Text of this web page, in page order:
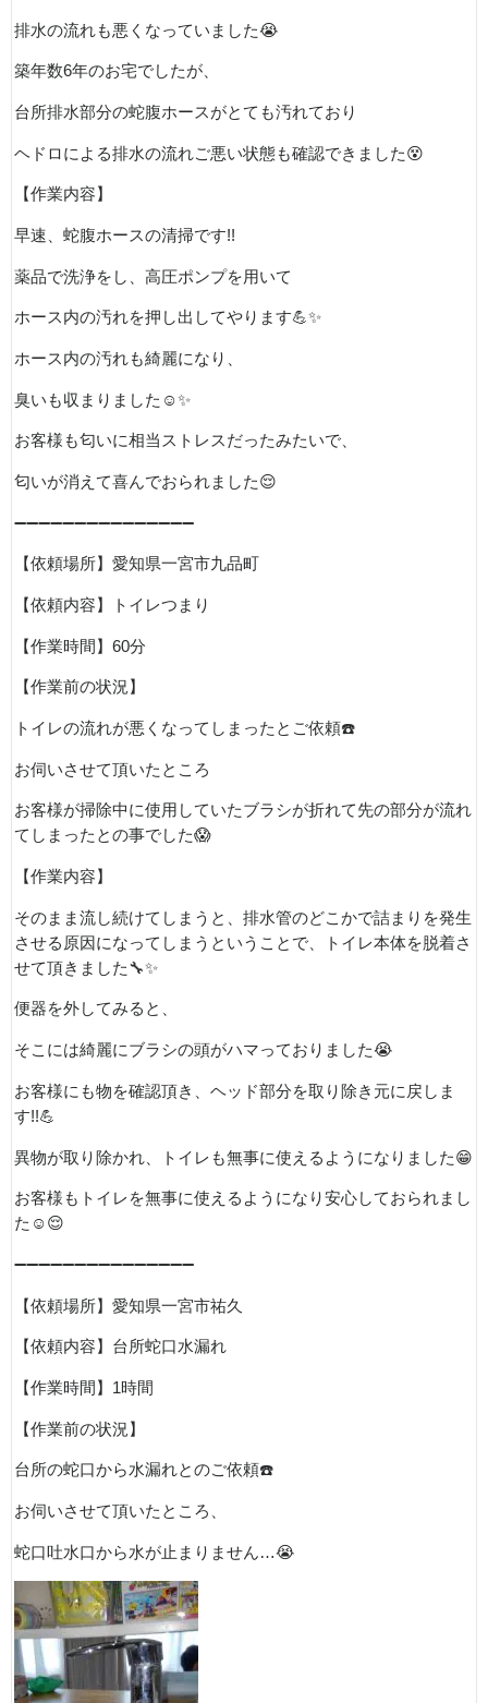
排水の流れも悪くなっていました😭
築年数6年のお宅でしたが、
台所排水部分の蛇腹ホースがとても汚れており
ヘドロによる排水の流れご悪い状態も確認できました😵
【作業内容】
早速、蛇腹ホースの清掃です!!
薬品で洗浄をし、高圧ポンプを用いて
ホース内の汚れを押し出してやります💪✨
ホース内の汚れも綺麗になり、
臭いも収まりました ☺️✨
お客様も匂いに相当ストレスだったみたいで、
匂いが消えて喜んでおられました😌
➖➖➖➖➖➖➖➖➖➖➖➖➖➖➖
【依頼場所】愛知県一宮市九品町
【依頼内容】トイレつまり
【作業時間】 60分
【作業前の状況】
トイレの流れが悪くなってしまったとご依頼☎️
お伺いさせて頂いたところ
お客様が掃除中に使用していたブラシが折れて先の部分が流れ
てしまったとの事でした😱
【作業内容】
そのまま流し続けてしまうと、排水管のどこかで詰まりを発生
させる原因になってしまうということで、トイレ本体を脱着さ
せて頂きました🔧✨
便器を外してみると、
そこには綺麗にブラシの頭がハマっておりました😭
お客様にも物を確認頂き、ヘッド部分を取り除き元に戻しま
す!!💪
異物が取り除かれ、トイレも無事に使えるようになりました😁
お客様もトイレを無事に使えるようになり安心しておられまし
た ☺️😌
➖➖➖➖➖➖➖➖➖➖➖➖➖➖➖
【依頼場所】愛知県一宮市祐久
【依頼内容】台所蛇口水漏れ
【作業時間】 1時間
【作業前の状況】
台所の蛇口から水漏れとのご依頼☎️
お伺いさせて頂いたところ、
蛇口吐水口から水が止まりません…😭